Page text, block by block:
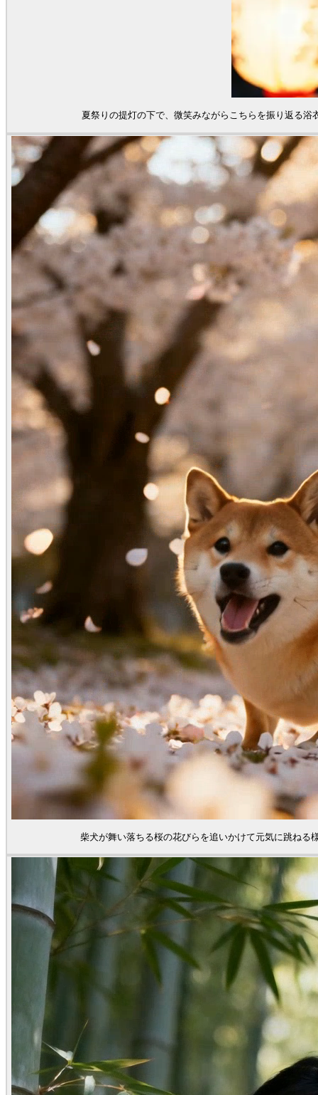
夏祭りの提灯の下で、微笑みながらこちらを振り返る
柴犬が舞い落ちる桜の花びらを追いかけて元気に跳ねる